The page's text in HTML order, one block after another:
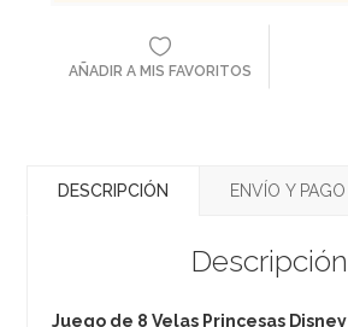
AÑADIR A MIS FAVORITOS
DESCRIPCIÓN ENVÍO Y PAGO
Descripción
Juego de 8 Velas Princesas Disney